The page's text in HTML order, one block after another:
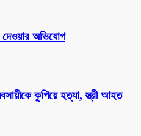
দেওয়ার অভিযোগ
কুপিয়ে হত্যা, স্ত্রী আহত